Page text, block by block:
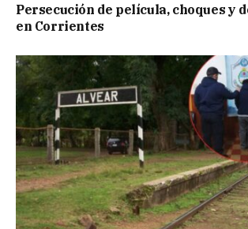
Persecución de película, choques y
en Corrientes